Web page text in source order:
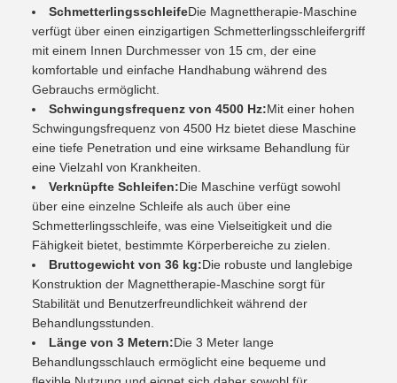
SchmetterlingsschleifeDie Magnettherapie-Maschine
verfügt über einen einzigartigen Schmetterlingsschleifergriff
mit einem Innen Durchmesser von 15 cm, der eine
komfortable und einfache Handhabung während des
Gebrauchs ermöglicht.
Schwingungsfrequenz von 4500 Hz:Mit einer hohen
Schwingungsfrequenz von 4500 Hz bietet diese Maschine
eine tiefe Penetration und eine wirksame Behandlung für
eine Vielzahl von Krankheiten.
Verknüpfte Schleifen:Die Maschine verfügt sowohl
über eine einzelne Schleife als auch über eine
Schmetterlingsschleife, was eine Vielseitigkeit und die
Fähigkeit bietet, bestimmte Körperbereiche zu zielen.
Bruttogewicht von 36 kg:Die robuste und langlebige
Konstruktion der Magnettherapie-Maschine sorgt für
Stabilität und Benutzerfreundlichkeit während der
Behandlungsstunden.
Länge von 3 Metern:Die 3 Meter lange
Behandlungsschlauch ermöglicht eine bequeme und